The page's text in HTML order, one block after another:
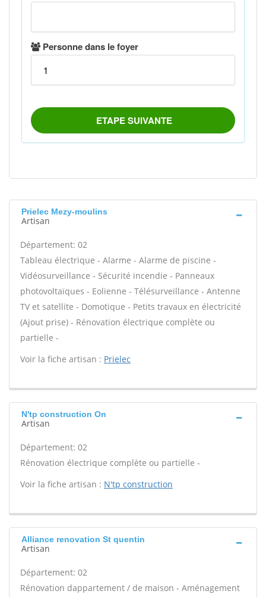
Prielec Mezy-moulins
Artisan
Département: 02
Tableau électrique - Alarme - Alarme de piscine -
Vidéosurveillance - Sécurité incendie - Panneaux
photovoltaïques - Eolienne - Télésurveillance - Antenne
TV et satellite - Domotique - Petits travaux en électricité
(Ajout prise) - Rénovation électrique complète ou
partielle -
Voir la fiche artisan : Prielec
N'tp construction On
Artisan
Département: 02
Rénovation électrique complète ou partielle -
Voir la fiche artisan : N'tp construction
Alliance renovation St quentin
Artisan
Département: 02
Rénovation dappartement / de maison - Aménagement